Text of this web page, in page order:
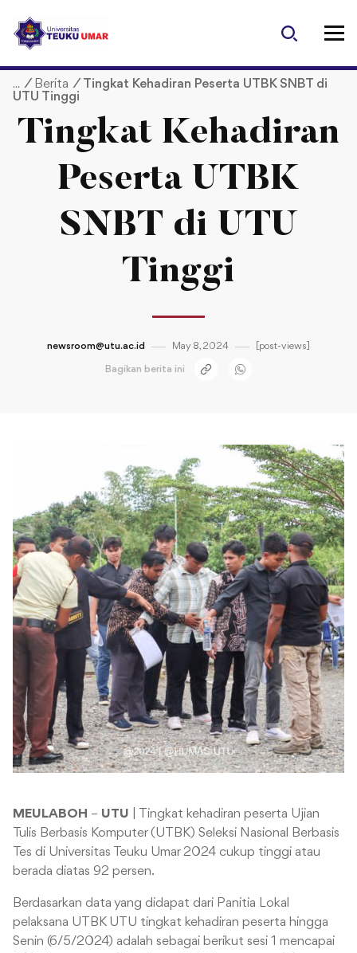
p
/ Berita / Tingkat Kehadiran Peserta UTBK SNBT di
UTU Tinggi
Tingkat Kehadiran
Peserta UTBK
SNBT di UTU
Tinggi
newsroom@utu.ac.id May 8, 2024 [post-views]
Bagikan berita ini
MEULABOH – UTU | Tingkat kehadiran peserta Ujian
Tulis Berbasis Komputer (UTBK) Seleksi Nasional Berbasis
Tes di Universitas Teuku Umar 2024 cukup tinggi atau
berada diatas 92 persen.
Berdasarkan data yang didapat dari Panitia Lokal
pelaksana UTBK UTU tingkat kehadiran peserta hingga
Senin (6/5/2024) adalah sebagai berikut sesi 1 mencapai